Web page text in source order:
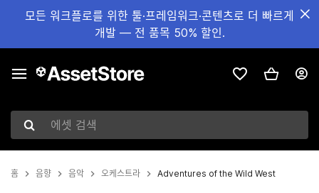
모든 워크플로를 위한 툴·프레임워크·콘텐츠로 더 빠르게
개발 — 전 품목 50% 할인.
에셋 검색
홈 음향 음악 오케스트라 Adventures of the Wild West